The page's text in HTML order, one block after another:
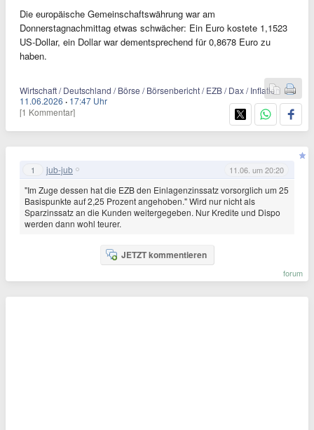
Die europäische Gemeinschaftswährung war am
Donnerstagnachmittag etwas schwächer: Ein Euro kostete 1,1523
US-Dollar, ein Dollar war dementsprechend für 0,8678 Euro zu
haben.
Wirtschaft / Deutschland / Börse / Börsenbericht / EZB / Dax / Inflation
11.06.2026 · 17:47 Uhr
[1 Kommentar]
1 jub-jub 11.06. um 20:20
"Im Zuge dessen hat die EZB den Einlagenzinssatz vorsorglich um 25
Basispunkte auf 2,25 Prozent angehoben." Wird nur nicht als
Sparzinssatz an die Kunden weitergegeben. Nur Kredite und Dispo
werden dann wohl teurer.
JETZT kommentieren
forum